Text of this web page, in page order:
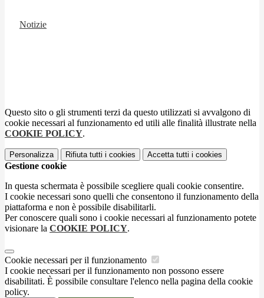
Notizie
Questo sito o gli strumenti terzi da questo utilizzati si avvalgono di
cookie necessari al funzionamento ed utili alle finalità illustrate nella
COOKIE POLICY.
Personalizza Rifiuta tutti i cookies Accetta tutti i cookies
Gestione cookie
In questa schermata è possibile scegliere quali cookie consentire.
I cookie necessari sono quelli che consentono il funzionamento della
piattaforma e non è possibile disabilitarli.
Per conoscere quali sono i cookie necessari al funzionamento potete
visionare la COOKIE POLICY.
Cookie necessari per il funzionamento
I cookie necessari per il funzionamento non possono essere
disabilitati. È possibile consultare l'elenco nella pagina della cookie
policy.